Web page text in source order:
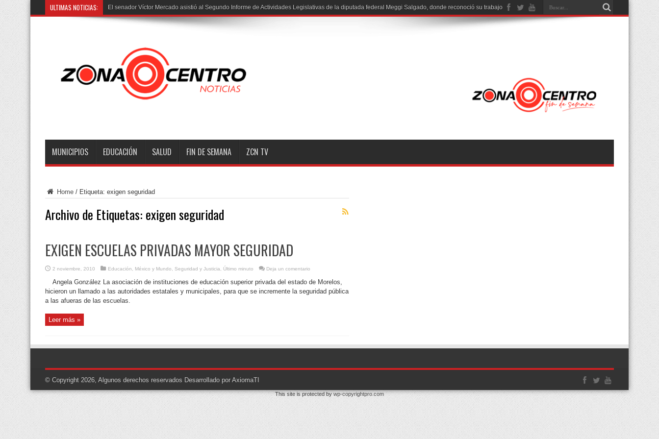
ULTIMAS NOTICIAS: Trasl
MUNICIPIOS EDUCACIÓN SALUD FIN DE SEMANA ZCN TV
Home / Etiqueta: exigen seguridad
Archivo de Etiquetas: exigen seguridad
EXIGEN ESCUELAS PRIVADAS MAYOR SEGURIDAD
2 noviembre, 2010 Educación México y Mundo Seguridad y Justicia Último minuto Deja un comentario
Angela González La asociación de instituciones de educación superior privada del estado de Morelos,
hicieron un llamado a las autoridades estatales y municipales, para que se incremente la seguridad pública
a las afueras de las escuelas.
Leer más »
© Copyright 2026, Algunos derechos reservados Desarrollado por AxiomaTI
This site is protected bywp-copyrightpro.com